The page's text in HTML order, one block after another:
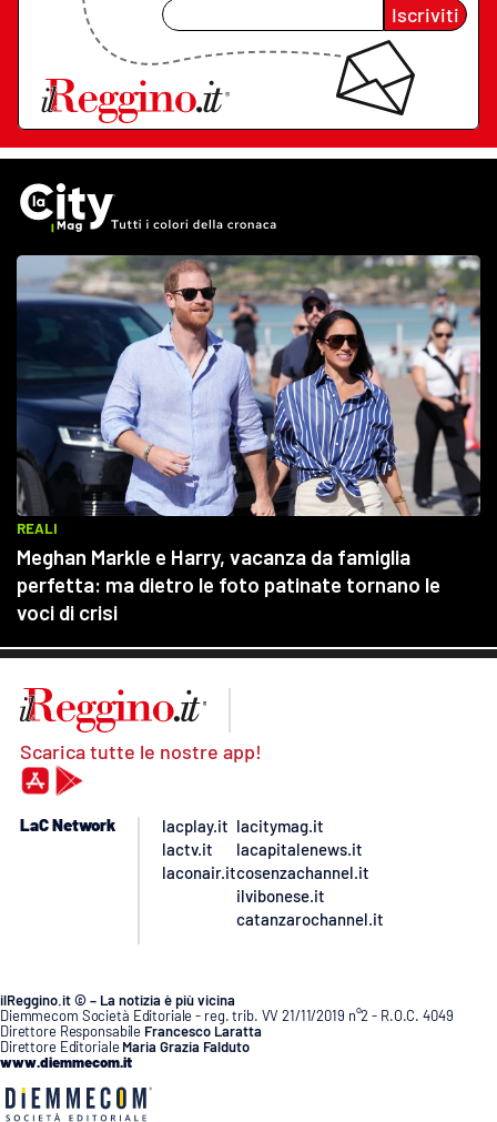
Iscriviti
Scarica tutte le nostre app!
LaC Network
lacplay.it
lactv.it
laconair.it
lacitymag.it
lacapitalenews.it
cosenzachannel.it
ilvibonese.it
catanzarochannel.it
ilReggino.it © – La notizia è più vicina
Diemmecom Società Editoriale - reg. trib. VV 21/11/2019 n°2 - R.O.C. 4049
Direttore Responsabile Francesco Laratta
Direttore Editoriale Maria Grazia Falduto
www.diemmecom.it